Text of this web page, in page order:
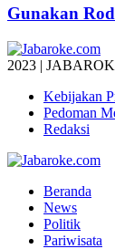
Gunakan
2023 |
Kebijakan
Pedoman
Redaksi
Beranda
News
Politik
Pariwisata